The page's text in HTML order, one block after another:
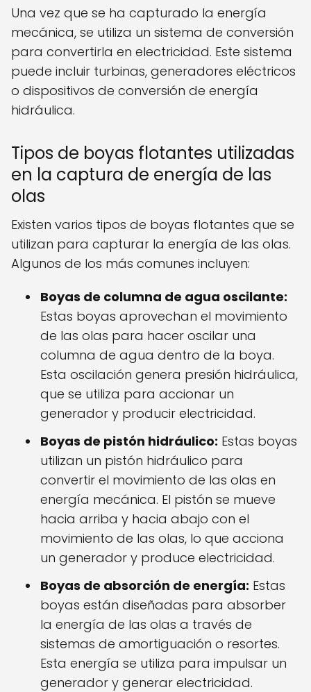
Una vez que se ha capturado la energía
mecánica, se utiliza un sistema de conversión
para convertirla en electricidad. Este sistema
puede incluir turbinas, generadores eléctricos
o dispositivos de conversión de energía
hidráulica.
Tipos de boyas flotantes utilizadas
en la captura de energía de las
olas
Existen varios tipos de boyas flotantes que se
utilizan para capturar la energía de las olas.
Algunos de los más comunes incluyen:
Boyas de columna de agua oscilante:
Estas boyas aprovechan el movimiento
de las olas para hacer oscilar una
columna de agua dentro de la boya.
Esta oscilación genera presión hidráulica,
que se utiliza para accionar un
generador y producir electricidad.
Boyas de pistón hidráulico: Estas boyas
utilizan un pistón hidráulico para
convertir el movimiento de las olas en
energía mecánica. El pistón se mueve
hacia arriba y hacia abajo con el
movimiento de las olas, lo que acciona
un generador y produce electricidad.
Boyas de absorción de energía: Estas
boyas están diseñadas para absorber
la energía de las olas a través de
sistemas de amortiguación o resortes.
Esta energía se utiliza para impulsar un
generador y generar electricidad.